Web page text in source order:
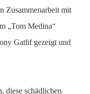
Zusammenarbeit mit
„Tom Medina“
Gatlif gezeigt und
diese schädlichen